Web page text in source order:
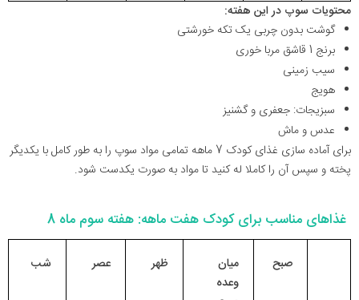
محتویات سوپ در این هفته:
گوشت بدون چربی یک تکه خورشتی
برنج 1 قاشق مربا خوری
سیب زمینی
هویج
سبزیجات: جعفری و گشنیز
عدس و ماش
برای آماده سازی غذای کودک 7 ماهه تمامی مواد سوپ را به طور کامل با یکدیگر
پخته و سپس آن را کاملا له کنید تا مواد به صورت یکدست شود.
غذاهای مناسب برای کودک هفت ماهه: هفته سوم ماه 8
صبح
میان
وعده
ظهر عصر شب